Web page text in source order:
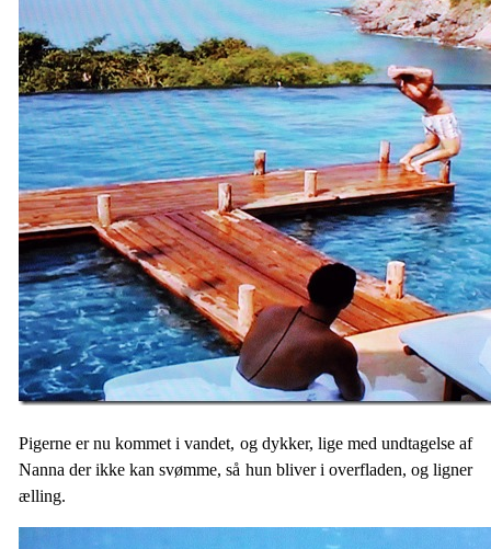
Pigerne er nu kommet i vandet, og dykker, lige med undtagelse af
Nanna der ikke kan svømme, så hun bliver i overfladen, og ligner
ælling.